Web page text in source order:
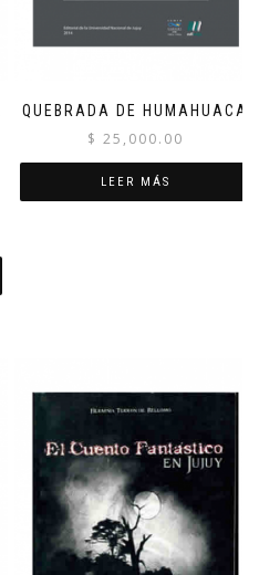
QUEBRADA DE HUMAHUACA
$ 25,000.00
LEER MÁS